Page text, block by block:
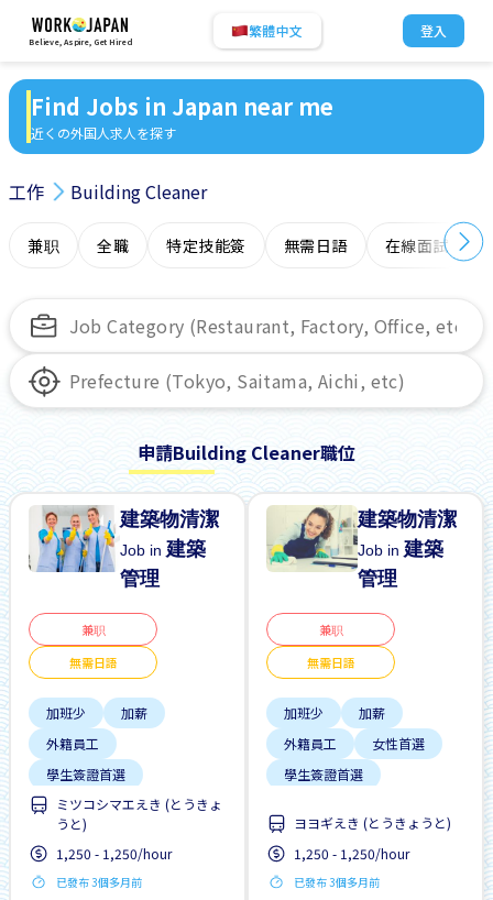
Believe, Aspire, Get Hired
繁體中文 登入
Find Jobs in Japan near me
近くの外国人求人を探す
工作 Building Cleaner
兼职 全職 特定技能簽 無需日語 在線面試
申請Building Cleaner職位
建築物清潔
Job in 建築
管理
兼职
無需日語
加班少
加薪
外籍員工
學生簽證首選
工作時間短
支付交通費
每週2-3天
ミツコシマエえき (とうきょ
うと)
1,250 - 1,250/hour
已發布 3個多月前
建築物清潔
Job in 建築
管理
兼职
無需日語
加班少
加薪
外籍員工
女性首選
學生簽證首選
支付交通費
每週2-3天
ヨヨギえき (とうきょうと)
1,250 - 1,250/hour
已發布 3個多月前